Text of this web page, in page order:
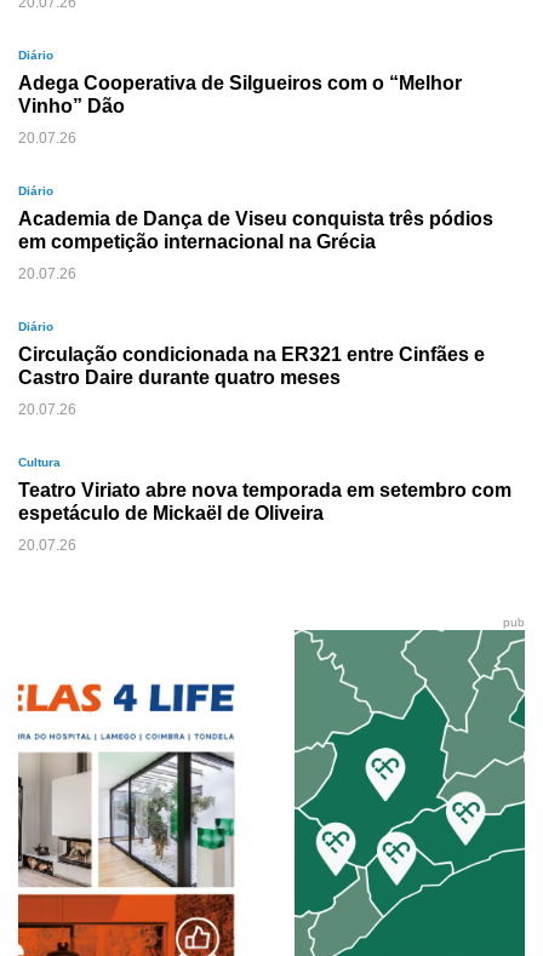
Diário
Adega Cooperativa de Silgueiros com o “Melhor
Vinho” Dão
20.07.26
Diário
Academia de Dança de Viseu conquista três pódios
em competição internacional na Grécia
20.07.26
Diário
Circulação condicionada na ER321 entre Cinfães e
Castro Daire durante quatro meses
20.07.26
Cultura
Teatro Viriato abre nova temporada em setembro com
espetáculo de Mickaël de Oliveira
20.07.26
pub